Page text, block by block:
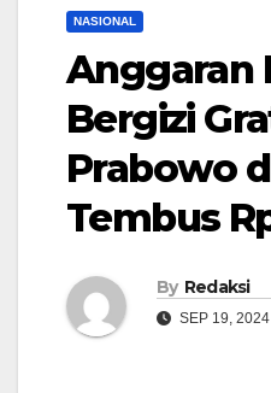
NASIONAL
Anggaran
Bergizi
Prabowo
Tembus
By Redaksi
SEP 19, 2024